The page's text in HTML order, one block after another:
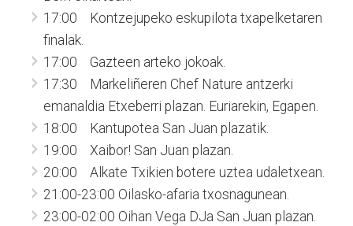
17:00 Kontzejupeko eskupilota txapelketaren
finalak.
17:00 Gazteen arteko jokoak.
17:30 Markeliñeren Chef Nature antzerki
emanaldia Etxeberri plazan. Euriarekin, Egapen.
18:00 Kantupotea San Juan plazatik.
19:00 Xaibor! San Juan plazan.
20:00 Alkate Txikien botere uztea udaletxean.
21:00-23:00 Oilasko-afaria txosnagunean.
23:00-02:00 Oihan Vega DJa San Juan plazan.